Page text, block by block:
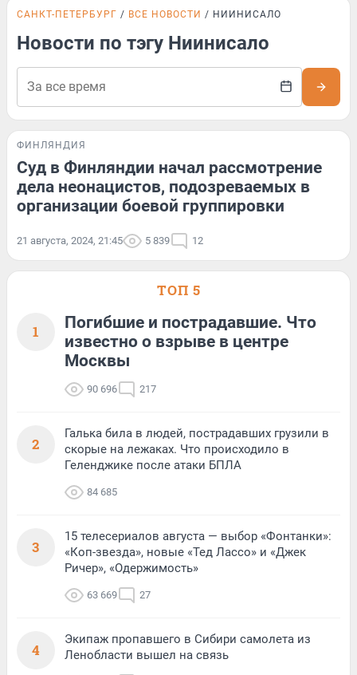
САНКТ-ПЕТЕРБУРГ ВСЕ НОВОСТИ НИИНИСАЛО
Новости по тэгу Ниинисало
ФИНЛЯНДИЯ
Суд в Финляндии начал рассмотрение
дела неонацистов, подозреваемых в
организации боевой группировки
21 августа, 2024, 21:45 5 839 12
ТОП 5
1
Погибшие и пострадавшие. Что
известно о взрыве в центре
Москвы
90 696 217
2
Галька била в людей, пострадавших грузили в
скорые на лежаках. Что происходило в
Геленджике после атаки БПЛА
84 685
3
15 телесериалов августа — выбор «Фонтанки»:
«Коп-звезда», новые «Тед Лассо» и «Джек
Ричер», «Одержимость»
63 669 27
4
Экипаж пропавшего в Сибири самолета из
Ленобласти вышел на связь